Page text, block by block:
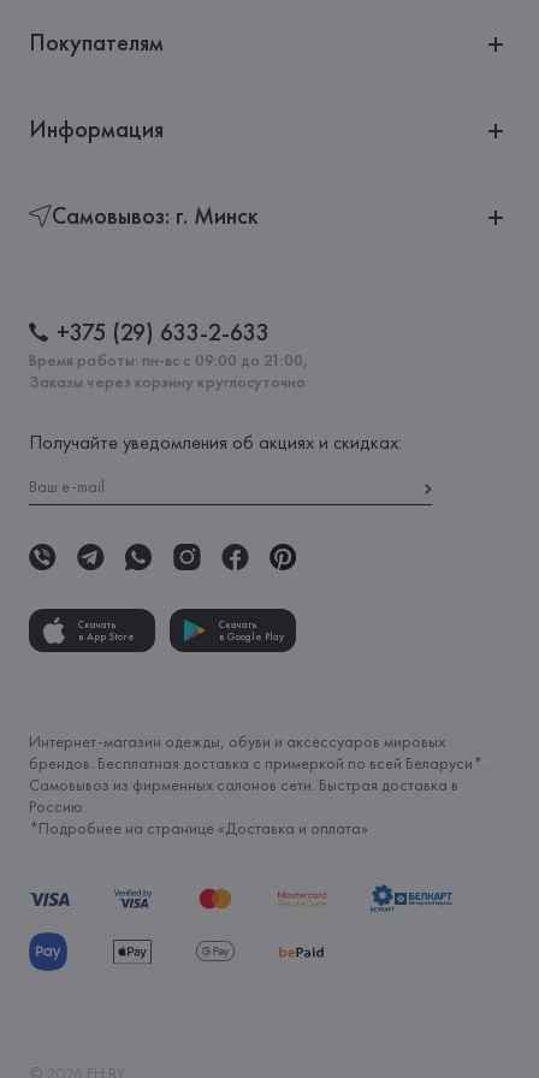
Покупателям
Информация
Самовывоз: г. Минск
+375 (29) 633-2-633
Время работы: пн-вс с 09:00 до 21:00,
Заказы через корзину круглосуточно
Получайте уведомления об акциях и скидках:
Скачать
в App Store
Скачать
в Google Play
Интернет-магазин одежды, обуви и аксессуаров мировых
брендов. Бесплатная доставка с примеркой по всей Беларуси*.
Самовывоз из фирменных салонов сети. Быстрая доставка в
Россию.
*Подробнее на странице «Доставка и оплата»
© 2026 FH.BY